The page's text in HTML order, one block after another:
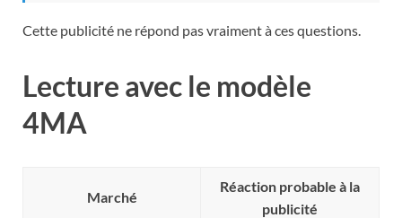
Cette publicité ne répond pas vraiment à ces questions.
Lecture avec le modèle
4MA
Marché
Réaction probable à la
publicité